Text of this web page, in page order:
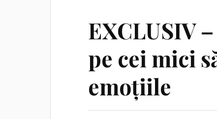
EXCLUSIV
pe cei mici
emoțiile